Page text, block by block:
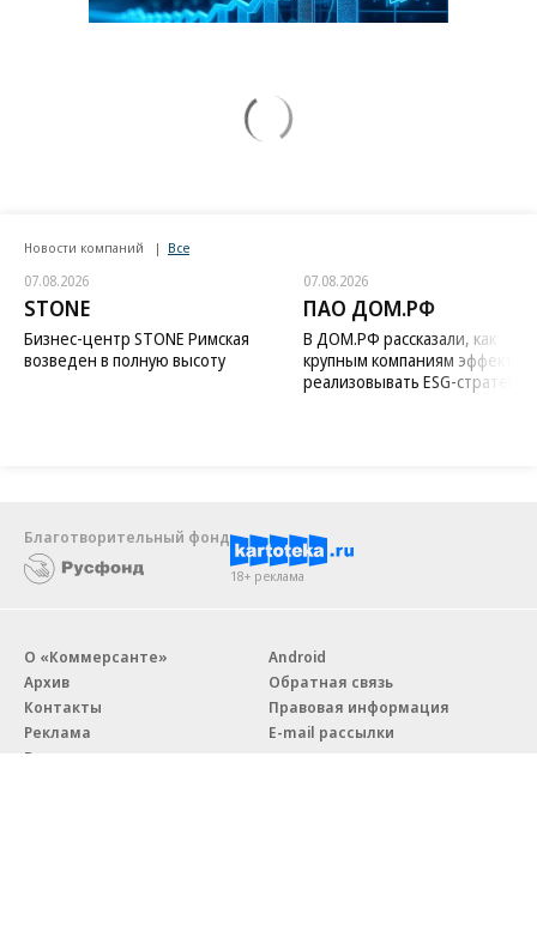
Новости компаний Все
07.08.2026
STONE
Бизнес-центр STONE Римская
возведен в полную высоту
07.08.2026
ПАО ДОМ.РФ
В ДОМ.РФ рассказали, как
крупным компаниям
реализовывать ESG-стратегию
Благотворительный фонд
18+ реклама
О «Коммерсанте»
Архив
Контакты
Реклама
Вакансии
Android
Обратная связь
Правовая информация
E-mail рассылки